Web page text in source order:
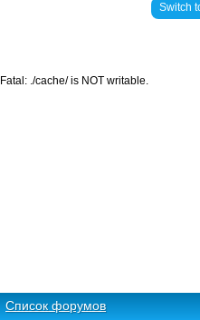
Switch
Список форумов
Fatal: ./cache/ is NOT writable.